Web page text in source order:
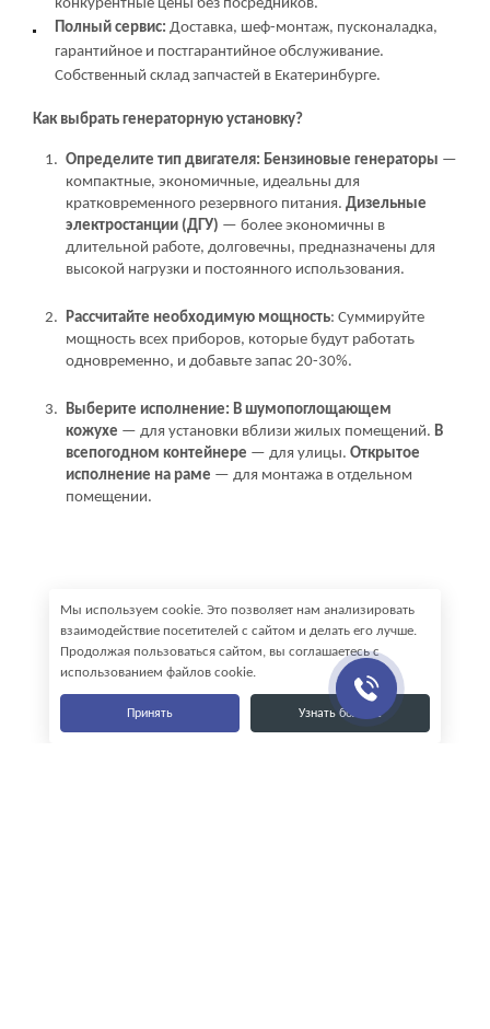
конкурентные цены без посредников.
Полный сервис: Доставка, шеф-монтаж, пусконаладка,
гарантийное и постгарантийное обслуживание.
Собственный склад запчастей в Екатеринбурге.
Как выбрать генераторную установку?
Определите тип двигателя: Бензиновые генераторы —
компактные, экономичные, идеальны для
кратковременного резервного питания. Дизельные
электростанции (ДГУ) — более экономичны в
длительной работе, долговечны, предназначены для
высокой нагрузки и постоянного использования.
Рассчитайте необходимую мощность: Суммируйте
мощность всех приборов, которые будут работать
одновременно, и добавьте запас 20-30%.
Выберите исполнение: В шумопоглощающем
кожухе — для установки вблизи жилых помещений. В
всепогодном контейнере — для улицы. Открытое
исполнение на раме — для монтажа в отдельном
помещении.
Мы используем cookie. Это позволяет нам анализировать
взаимодействие посетителей с сайтом и делать его лучше.
Продолжая пользоваться сайтом, вы соглашаетесь с
использованием файлов cookie.
Принять Узнать больше